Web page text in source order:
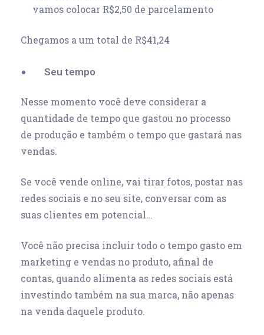
vamos colocar R$2,50 de parcelamento
Chegamos a um total de R$41,24
Seu tempo
Nesse momento você deve considerar a
quantidade de tempo que gastou no processo
de produção e também o tempo que gastará nas
vendas.
Se você vende online, vai tirar fotos, postar nas
redes sociais e no seu site, conversar com as
suas clientes em potencial…
Você não precisa incluir todo o tempo gasto em
marketing e vendas no produto, afinal de
contas, quando alimenta as redes sociais está
investindo também na sua marca, não apenas
na venda daquele produto.